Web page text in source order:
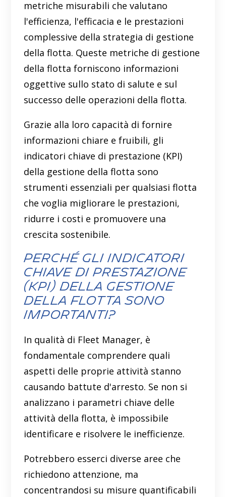
metriche misurabili che valutano
l'efficienza, l'efficacia e le prestazioni
complessive della strategia di gestione
della flotta. Queste metriche di gestione
della flotta forniscono informazioni
oggettive sullo stato di salute e sul
successo delle operazioni della flotta.
Grazie alla loro capacità di fornire
informazioni chiare e fruibili, gli
indicatori chiave di prestazione (KPI)
della gestione della flotta sono
strumenti essenziali per qualsiasi flotta
che voglia migliorare le prestazioni,
ridurre i costi e promuovere una
crescita sostenibile.
Perché gli indicatori
chiave di prestazione
(KPI) della gestione
della flotta sono
importanti?
In qualità di Fleet Manager, è
fondamentale comprendere quali
aspetti delle proprie attività stanno
causando battute d'arresto. Se non si
analizzano i parametri chiave delle
attività della flotta, è impossibile
identificare e risolvere le inefficienze.
Potrebbero esserci diverse aree che
richiedono attenzione, ma
concentrandosi su misure quantificabili